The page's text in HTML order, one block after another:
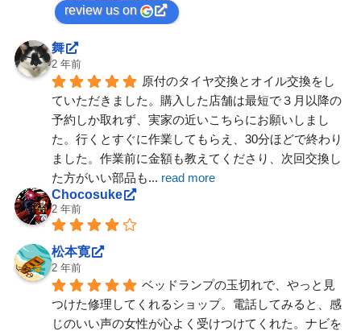
review us on
舞
2 年前
原付のタイヤ交換とオイル交換をし
ていただきました。購入した店舗は最短で３月以降の
予約しか取れず、実家の近いこちらにお願いしまし
た。行くとすぐに作業してもらえ、30分ほどで終わり
ました。作業前に金額も教えてくださり、次回交換し
た方がいい部品も... read more
Chocosuke
2 年前
松本寛
2 年前
ベッドランプの玉切れで、やっと見
つけた修理してくれるショップ。電話してみると、感
じのいい声の女性が心よく受けつけてくれた。ナビを